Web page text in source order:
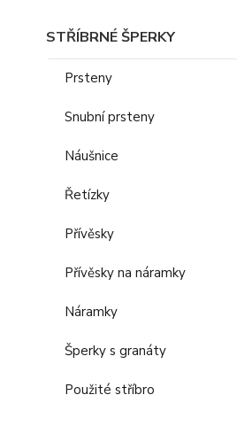
STŘÍBRNÉ ŠPERKY
Prsteny
Snubní prsteny
Náušnice
Řetízky
Přívěsky
Přívěsky na náramky
Náramky
Šperky s granáty
Použité stříbro